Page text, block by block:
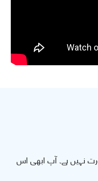
نہیں ہے۔ آپ ابھی اس